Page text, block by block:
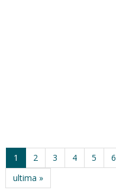
1 2 3 4 5 6
ultima »